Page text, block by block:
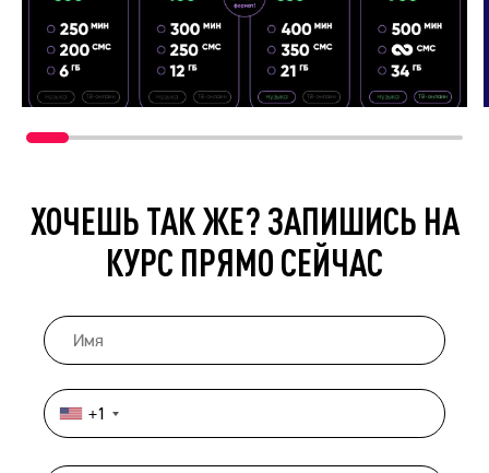
ХОЧЕШЬ ТАК ЖЕ? ЗАПИШИСЬ НА
КУРС ПРЯМО СЕЙЧАС
United
States
+1
+1